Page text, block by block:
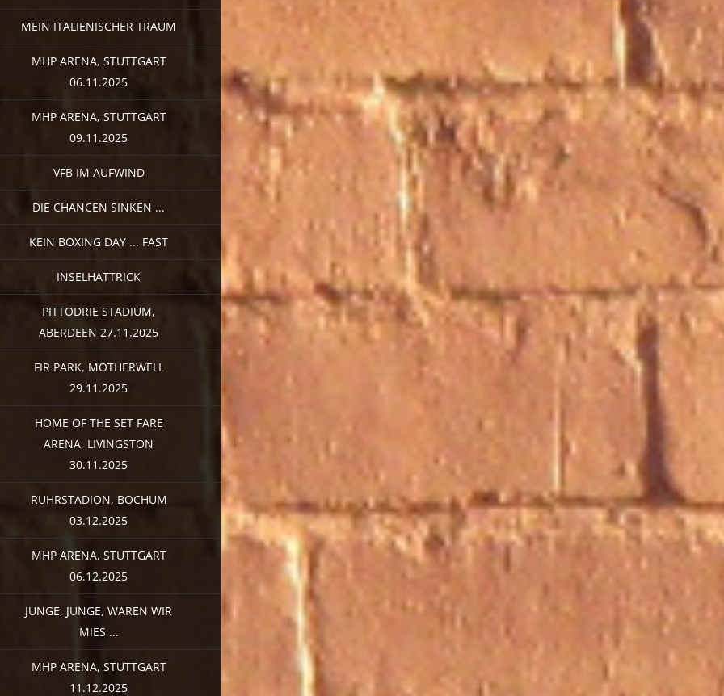
MEIN ITALIENISCHER TRAUM
MHP ARENA, STUTTGART
06.11.2025
MHP ARENA, STUTTGART
09.11.2025
VFB IM AUFWIND
DIE CHANCEN SINKEN ...
KEIN BOXING DAY ... FAST
INSELHATTRICK
PITTODRIE STADIUM,
ABERDEEN 27.11.2025
FIR PARK, MOTHERWELL
29.11.2025
HOME OF THE SET FARE
ARENA, LIVINGSTON
30.11.2025
RUHRSTADION, BOCHUM
03.12.2025
MHP ARENA, STUTTGART
06.12.2025
JUNGE, JUNGE, WAREN WIR
MIES ...
MHP ARENA, STUTTGART
11.12.2025